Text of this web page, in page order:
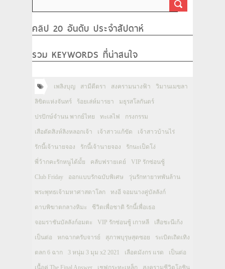
คลิป 20 อันดับ ประจำสัปดาห์
รวม KEYWORDS ที่น่าสนใจ
เพลิงบุญ สามีตีตรา สงครามนางฟ้า วิมานเมขลา
ลิขิตแห่งจันทร์ ร้อยเล่ห์มารยา มธุรสโลกันตร์
ปรปักษ์จำนน พากย์ไทย ทะเลไฟ กรงกรรม
เสือตัดสิงห์ลิงหลอกเจ้า เจ้าสาวแก้ขัด เจ้าสาวบ้านไร่
รักนี้เจ้านายจอง รักนี้เจ้านายจอง รักนะเป็ดโง่
พี่ว้ากคะรักหนูได้มั้ย คลับฟรายเดย์ VIP รักซ่อนชู้
Club Friday ออกแบบรักฉบับพิเศษ วุ่นรักทายาทพันล้าน
พระพุทธเจ้ามหาศาสดาโลก ทงอี จอมนางคู่บัลลังก์
ดาบพิฆาตกลางหิมะ ชีวิตเพื่อชาติ รักนี้เพื่อเธอ
จอมราชันบัลลังก์อมตะ VIP รักซ่อนชู้ เกาหลี เสือชะนีเก้ง
เป็นต่อ หกฉากครับจารย์ สุภาพบุรุษสุดซอย ระเบิดเถิดเทิง
ตลก 6 ฉาก 3 หนุ่ม 3 มุม x2 2021 เลือดมังกร แรด เป็นต่อ
เนื้อคู่ The Final Answer เชฟกระทะเหล็ก สงครามชีวิตโอชิน